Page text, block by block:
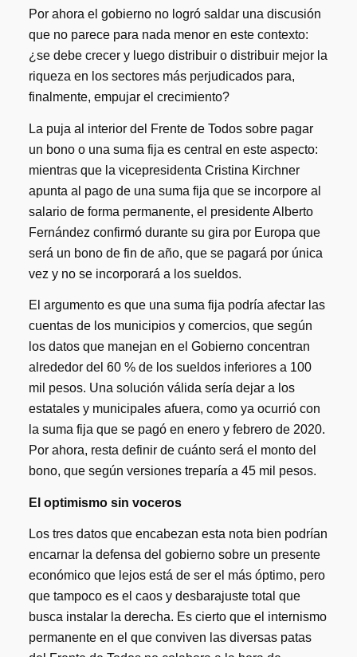
Por ahora el gobierno no logró saldar una discusión
que no parece para nada menor en este contexto:
¿se debe crecer y luego distribuir o distribuir mejor la
riqueza en los sectores más perjudicados para,
finalmente, empujar el crecimiento?
La puja al interior del Frente de Todos sobre pagar
un bono o una suma fija es central en este aspecto:
mientras que la vicepresidenta Cristina Kirchner
apunta al pago de una suma fija que se incorpore al
salario de forma permanente, el presidente Alberto
Fernández confirmó durante su gira por Europa que
será un bono de fin de año, que se pagará por única
vez y no se incorporará a los sueldos.
El argumento es que una suma fija podría afectar las
cuentas de los municipios y comercios, que según
los datos que manejan en el Gobierno concentran
alrededor del 60 % de los sueldos inferiores a 100
mil pesos. Una solución válida sería dejar a los
estatales y municipales afuera, como ya ocurrió con
la suma fija que se pagó en enero y febrero de 2020.
Por ahora, resta definir de cuánto será el monto del
bono, que según versiones treparía a 45 mil pesos.
El optimismo sin voceros
Los tres datos que encabezan esta nota bien podrían
encarnar la defensa del gobierno sobre un presente
económico que lejos está de ser el más óptimo, pero
que tampoco es el caos y desbarajuste total que
busca instalar la derecha. Es cierto que el internismo
permanente en el que conviven las diversas patas